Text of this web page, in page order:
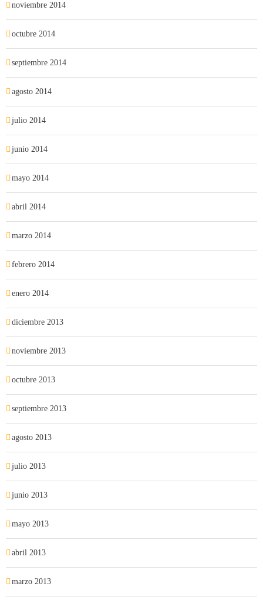
noviembre 2014
octubre 2014
septiembre 2014
agosto 2014
julio 2014
junio 2014
mayo 2014
abril 2014
marzo 2014
febrero 2014
enero 2014
diciembre 2013
noviembre 2013
octubre 2013
septiembre 2013
agosto 2013
julio 2013
junio 2013
mayo 2013
abril 2013
marzo 2013